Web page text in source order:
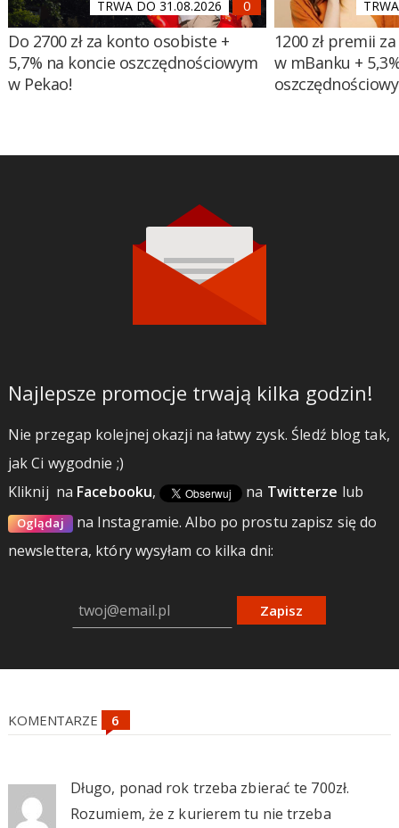
TRWA DO 31.08.2026
Do 2700 zł za konto osobiste +
5,7% na koncie oszczędnościowym
w Pekao!
1200 zł premii
w mBanku +
Najlepsze promocje trwają kilka godzin!
Nie przegap kolejnej okazji na łatwy zysk. Śledź blog tak,
jak Ci wygodnie ;)
Kliknij na Facebooku, na Twitterze lub
Oglądaj na Instagramie.Albo po prostu zapisz się do
newslettera, który wysyłam co kilka dni:
Zapisz
KOMENTARZE
Długo, ponad rok trzeba zbierać te 700zł.
Rozumiem, że z kurierem tu nie trzeba